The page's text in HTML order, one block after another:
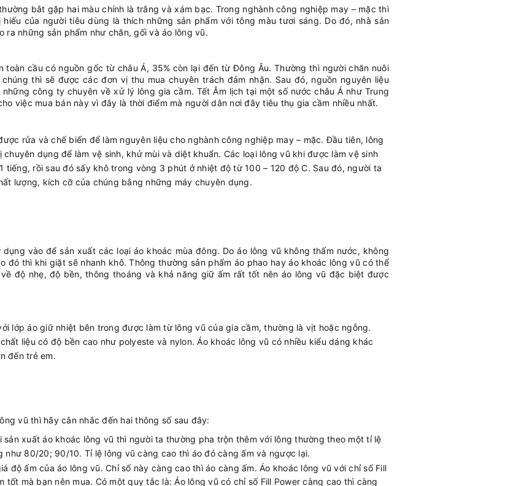
bắt gặp hai màu chính là trắng và xám bạc. Trong nghành công nghiệp may – mặc thì
của người tiêu dùng là thích những sản phẩm với tông màu tươi sáng. Do đó, nhà sản
những sản phẩm như chăn, gối và áo lông vũ.
toàn cầu có nguồn gốc từ châu Á, 35% còn lại đến từ Đông Âu. Thường thì người chăn nuôi
thì sẽ được các đơn vị thu mua chuyên trách đảm nhận. Sau đó, nguồn nguyên liệu
công ty chuyên về xử lý lông gia cầm. Tết Âm lịch tại một số nước châu Á như Trung
việc mua bán này vì đây là thời điểm mà người dân nơi đây tiêu thụ gia cầm nhiều nhất.
rửa và chế biến để làm nguyên liệu cho nghành công nghiệp may – mặc. Đầu tiên, lông
dụng để làm vệ sinh, khử mùi và diệt khuẩn. Các loại lông vũ khi được làm vệ sinh
rồi sau đó sấy khô trong vòng 3 phút ở nhiệt độ từ 100 – 120 độ C. Sau đó, người ta
lượng, kích cỡ của chúng bằng những máy chuyên dụng.
vào để sản xuất các loại áo khoác mùa đông. Do áo lông vũ không thấm nước, không
đó thì khi giặt sẽ nhanh khô. Thông thường sản phẩm áo phao hay áo khoác lông vũ có thể
độ nhẹ, độ bền, thông thoáng và khả năng giữ ấm rất tốt nên áo lông vũ đặc biệt được
lớp áo giữ nhiệt bên trong được làm từ lông vũ của gia cầm, thường là vịt hoặc ngỗng.
liệu có độ bền cao như polyeste và nylon. Áo khoác lông vũ có nhiều kiểu dáng khác
đến trẻ em.
vũ thì hãy cân nhắc đến hai thông số sau đây:
xuất áo khoác lông vũ thì người ta thường pha trộn thêm với lông thường theo một tỉ lệ
80/20; 90/10. Tỉ lệ lông vũ càng cao thì áo đó càng ấm và ngược lại.
độ ấm của áo lông vũ. Chỉ số này càng cao thì áo càng ấm. Áo khoác lông vũ với chỉ số Fill
tốt mà bạn nên mua. Có một quy tắc là: Áo lông vũ có chỉ số Fill Power càng cao thì càng